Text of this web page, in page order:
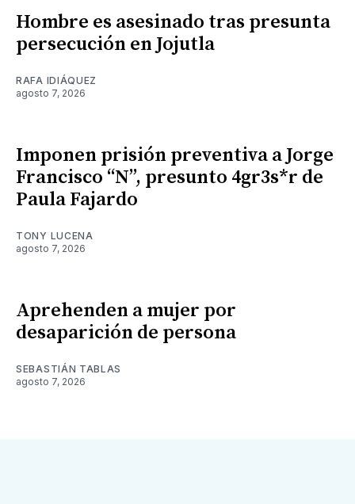
Hombre es asesinado tras presunta
persecución en Jojutla
RAFA IDIÁQUEZ
agosto 7, 2026
Imponen prisión preventiva a Jorge
Francisco “N”, presunto 4gr3s*r de
Paula Fajardo
TONY LUCENA
agosto 7, 2026
Aprehenden a mujer por
desaparición de persona
SEBASTIÁN TABLAS
agosto 7, 2026